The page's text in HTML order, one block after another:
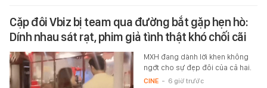
Cặp đôi Vbiz bị team qua đường bắt gặp hẹn hò:
Dính nhau sát rạt, phim giả tình thật khó chối cãi
MXH đang dành lời khen không
ngớt cho sự đẹp đôi của cả hai.
CINE - 6 giờ trước